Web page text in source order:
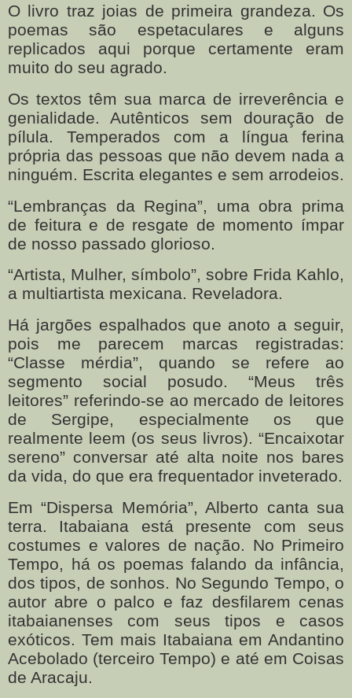
O livro traz joias de primeira grandeza. Os
poemas são espetaculares e alguns
replicados aqui porque certamente eram
muito do seu agrado.
Os textos têm sua marca de irreverência e
genialidade. Autênticos sem douração de
pílula. Temperados com a língua ferina
própria das pessoas que não devem nada a
ninguém. Escrita elegantes e sem arrodeios.
“Lembranças da Regina”, uma obra prima
de feitura e de resgate de momento ímpar
de nosso passado glorioso.
“Artista, Mulher, símbolo”, sobre Frida Kahlo,
a multiartista mexicana. Reveladora.
Há jargões espalhados que anoto a seguir,
pois me parecem marcas registradas:
“Classe mérdia”, quando se refere ao
segmento social posudo. “Meus três
leitores” referindo-se ao mercado de leitores
de Sergipe, especialmente os que
realmente leem (os seus livros). “Encaixotar
sereno” conversar até alta noite nos bares
da vida, do que era frequentador inveterado.
Em “Dispersa Memória”, Alberto canta sua
terra. Itabaiana está presente com seus
costumes e valores de nação. No Primeiro
Tempo, há os poemas falando da infância,
dos tipos, de sonhos. No Segundo Tempo, o
autor abre o palco e faz desfilarem cenas
itabaianenses com seus tipos e casos
exóticos. Tem mais Itabaiana em Andantino
Acebolado (terceiro Tempo) e até em Coisas
de Aracaju.